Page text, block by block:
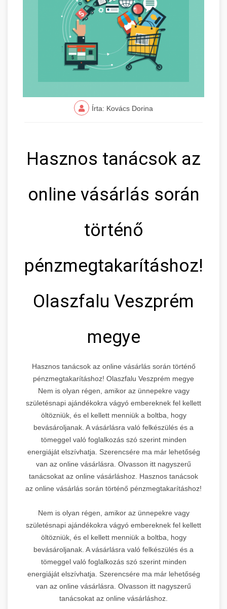
Írta: Kovács Dorina
Hasznos tanácsok az
online vásárlás során
történő
pénzmegtakarításhoz!
Olaszfalu Veszprém
megye
Hasznos tanácsok az online vásárlás során történő
pénzmegtakarításhoz! Olaszfalu Veszprém megye
Nem is olyan régen, amikor az ünnepekre vagy
születésnapi ajándékokra vágyó embereknek fel kellett
öltözniük, és el kellett menniük a boltba, hogy
bevásároljanak. A vásárlásra való felkészülés és a
tömeggel való foglalkozás szó szerint minden
energiáját elszívhatja. Szerencsére ma már lehetőség
van az online vásárlásra. Olvasson itt nagyszerű
tanácsokat az online vásárláshoz. Hasznos tanácsok
az online vásárlás során történő pénzmegtakarításhoz!
Nem is olyan régen, amikor az ünnepekre vagy
születésnapi ajándékokra vágyó embereknek fel kellett
öltözniük, és el kellett menniük a boltba, hogy
bevásároljanak. A vásárlásra való felkészülés és a
tömeggel való foglalkozás szó szerint minden
energiáját elszívhatja. Szerencsére ma már lehetőség
van az online vásárlásra. Olvasson itt nagyszerű
tanácsokat az online vásárláshoz.